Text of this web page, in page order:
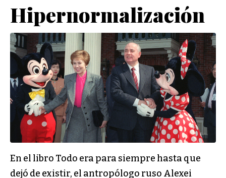
Hipernormalización
En el libro Todo era para siempre hasta que
dejó de existir, el antropólogo ruso Alexei